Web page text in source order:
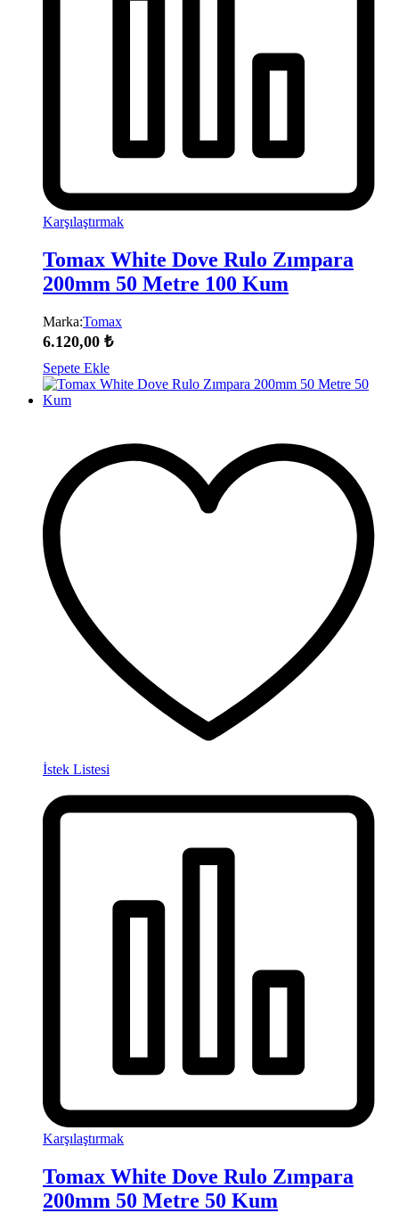
Karşılaştırmak
Tomax White Dove Rulo Zımpara
200mm 50 Metre 100 Kum
Marka:Tomax
6.120,00 ₺
Sepete Ekle
İstek Listesi
Karşılaştırmak
Tomax White Dove Rulo Zımpara
200mm 50 Metre 50 Kum